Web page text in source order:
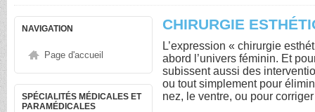
NAVIGATION
Page d'accueil
SPÉCIALITÉS MÉDICALES ET
PARAMÉDICALES
CHIRURGIE
L’expression « chirurgie
abord l’univers féminin. Et
subissent aussi des
ou tout simplement pour
nez, le ventre, ou pour